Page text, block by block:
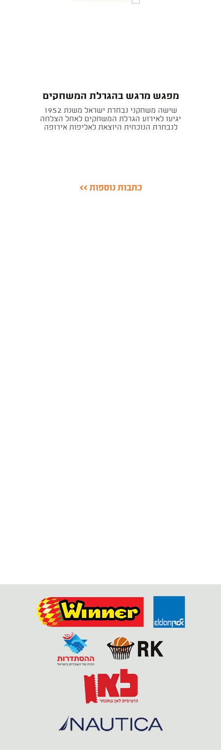
מפגש מרגש בהגרלת המשחקים
שישה משחקני נבחרת ישראל משנת 1952
יגיעו לאירוע הגרלת המשחקים לאחל הצלחה
לנבחרת הנוכחית היוצאת לאליפות אירופה
כתבות נוספות >>